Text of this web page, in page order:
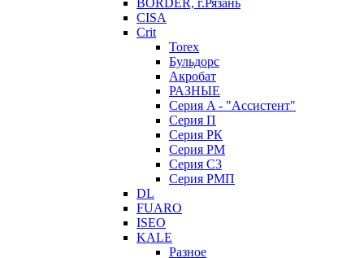
BORDER, г.Рязань
CISA
Crit
Torex
Бульдорс
Акробат
РАЗНЫЕ
Серия A - "Ассистент"
Серия П
Серия РК
Серия РМ
Серия С3
Серия РМП
DL
FUARO
ISEO
KALE
Разное